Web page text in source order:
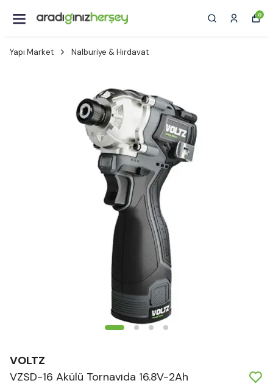
0
Yapı Market Nalburiye & Hırdavat
VOLTZ
VZSD-16 Akülü Tornavida 16.8V-2Ah